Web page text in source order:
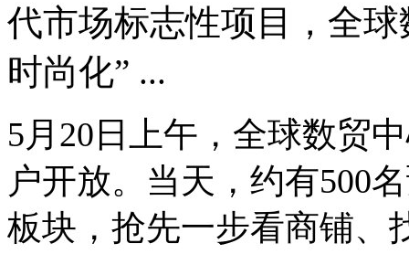
代市场标志性项目，全
时尚化” ...
5月20日上午，全球数贸
户开放。当天，约有500
板块，抢先一步看商铺、